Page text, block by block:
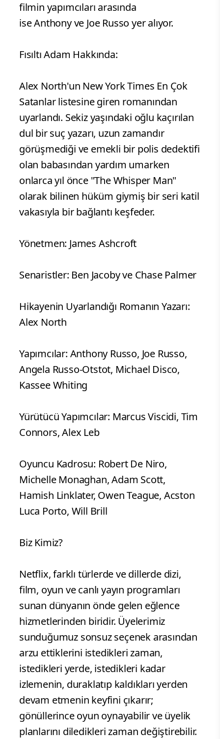
filmin yapımcıları arasında
ise Anthony ve Joe Russo yer alıyor.
Fısıltı Adam Hakkında:
Alex North'un New York Times En Çok
Satanlar listesine giren romanından
uyarlandı. Sekiz yaşındaki oğlu kaçırılan
dul bir suç yazarı, uzun zamandır
görüşmediği ve emekli bir polis dedektifi
olan babasından yardım umarken
onlarca yıl önce "The Whisper Man"
olarak bilinen hüküm giymiş bir seri katil
vakasıyla bir bağlantı keşfeder.
Yönetmen: James Ashcroft
Senaristler: Ben Jacoby ve Chase Palmer
Hikayenin Uyarlandığı Romanın Yazarı:
Alex North
Yapımcılar: Anthony Russo, Joe Russo,
Angela Russo-Otstot, Michael Disco,
Kassee Whiting
Yürütücü Yapımcılar: Marcus Viscidi, Tim
Connors, Alex Leb
Oyuncu Kadrosu: Robert De Niro,
Michelle Monaghan, Adam Scott,
Hamish Linklater, Owen Teague, Acston
Luca Porto, Will Brill
Biz Kimiz?
Netflix, farklı türlerde ve dillerde dizi,
film, oyun ve canlı yayın programları
sunan dünyanın önde gelen eğlence
hizmetlerinden biridir. Üyelerimiz
sunduğumuz sonsuz seçenek arasından
arzu ettiklerini istedikleri zaman,
istedikleri yerde, istedikleri kadar
izlemenin, duraklatıp kaldıkları yerden
devam etmenin keyfini çıkarır;
gönüllerince oyun oynayabilir ve üyelik
planlarını diledikleri zaman değiştirebilir.